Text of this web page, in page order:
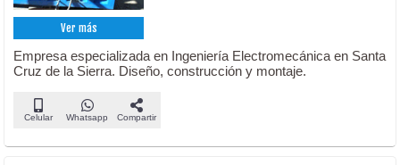
Ver más
Empresa especializada en Ingeniería Electromecánica en Santa
Cruz de la Sierra. Diseño, construcción y montaje.
Celular Whatsapp Compartir